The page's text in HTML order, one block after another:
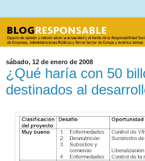
sábado, 12 de enero de 2008
¿Qué haría con 50
destinados al